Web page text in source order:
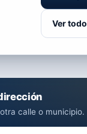
Ver
calle o municipio.